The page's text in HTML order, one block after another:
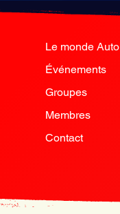
Le monde Auto
Événements
Groupes
Membres
Contact